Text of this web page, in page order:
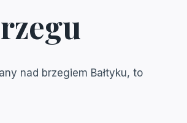
nad brzegiem Bałtyku, to